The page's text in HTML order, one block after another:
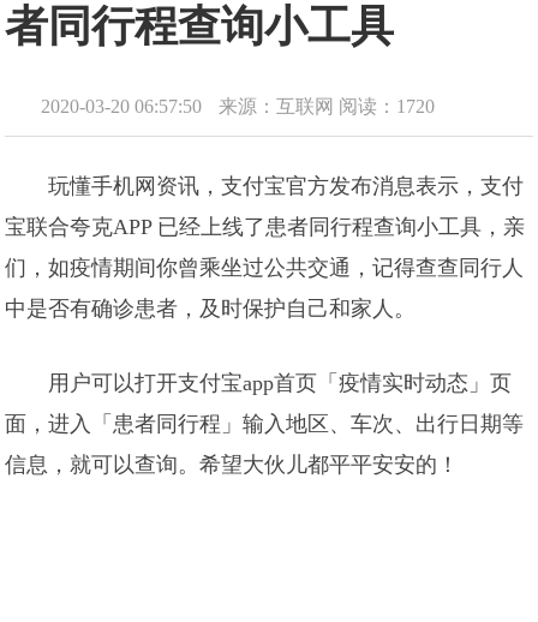
者同行程查询小工具
2020-03-20 06:57:50 来源：互联网 阅读：1720
玩懂手机网资讯，支付宝官方发布消息表示，支付
宝联合夸克APP 已经上线了患者同行程查询小工具，亲
们，如疫情期间你曾乘坐过公共交通，记得查查同行人
中是否有确诊患者，及时保护自己和家人。
用户可以打开支付宝app首页「疫情实时动态」页
面，进入「患者同行程」输入地区、车次、出行日期等
信息，就可以查询。希望大伙儿都平平安安的！ ​​​​